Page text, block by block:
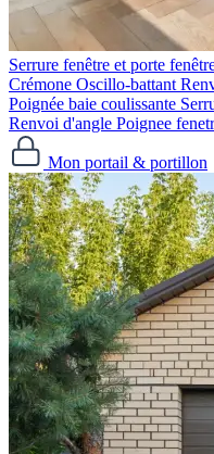
Serrure fenêtre et porte
Crémone Oscillo-battant
Poignée baie coulissante
Renvoi d'angle Poignee
Mon portail & portillon